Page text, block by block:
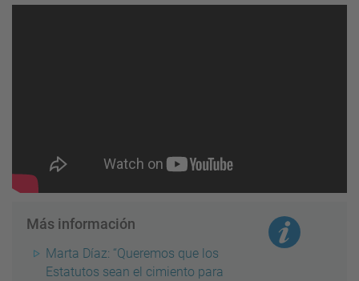
Más información
Marta Díaz: “Queremos que los
Estatutos sean el cimiento para